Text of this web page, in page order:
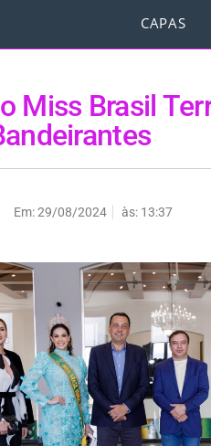
CAPAS
Miss Brasil
Em:29/08/2024 às: 13:37